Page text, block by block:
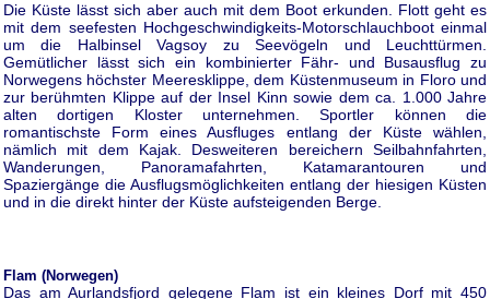
Die Küste lässt sich aber auch mit dem Boot erkunden. Flott geht es
mit dem seefesten Hochgeschwindigkeits-Motorschlauchboot einmal
um die Halbinsel Vagsoy zu Seevögeln und Leuchttürmen.
Gemütlicher lässt sich ein kombinierter Fähr- und Busausflug zu
Norwegens höchster Meeresklippe, dem Küstenmuseum in Floro und
zur berühmten Klippe auf der Insel Kinn sowie dem ca. 1.000 Jahre
alten dortigen Kloster unternehmen. Sportler können die
romantischste Form eines Ausfluges entlang der Küste wählen,
nämlich mit dem Kajak. Desweiteren bereichern Seilbahnfahrten,
Wanderungen, Panoramafahrten, Katamarantouren und
Spaziergänge die Ausflugsmöglichkeiten entlang der hiesigen Küsten
und in die direkt hinter der Küste aufsteigenden Berge.
Flam (Norwegen)
Das am Aurlandsfjord gelegene Flam ist ein kleines Dorf mit 450